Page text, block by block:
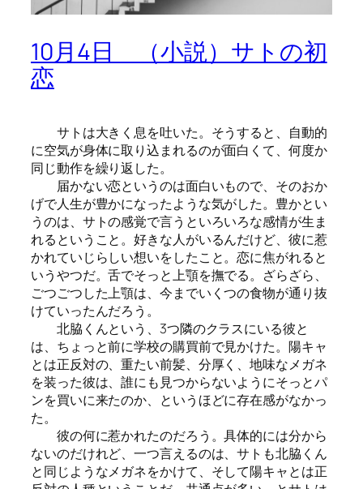
10月4日 （小説）サトの初
恋
サトは大きく息を吐いた。そうすると、自動的
に空気が身体に取り込まれるのが面白くて、何度か
同じ動作を繰り返した。
届かない恋というのは面白いもので、そのおか
げで人生が豊かになったような気がした。豊かとい
うのは、サトの感覚で言うといろいろな感情が生ま
れるということ。好きな人がいるんだけど、彼に惹
かれていじらしい想いをしたこと。恋に焦がれると
いうやつだ。舌でそっと上顎を撫でる。ざらざら、
ごつごつした上顎は、今までいくつの食物が通り抜
けていったんだろう。
北脇くんという、3つ隣のクラスにいる彼と
は、ちょっと前に学校の購買前で見かけた。陽キャ
とは正反対の、重たい前髪、分厚く、地味なメガネ
を装った彼は、誰にも見つからないようにそっとパ
ンを買いに来たのか、というほどに存在感がなかっ
た。
彼の何に惹かれたのだろう。具体的には分から
ないのだけれど、一つ言えるのは、サトも北脇くん
と同じようなメガネをかけて、そして陽キャとは正